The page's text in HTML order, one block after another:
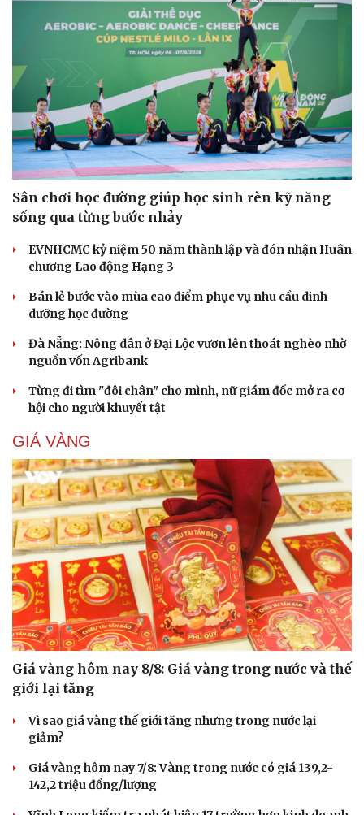
Sân chơi học đường giúp học sinh rèn kỹ năng
sống qua từng bước nhảy
EVNHCMC kỷ niệm 50 năm thành lập và đón nhận Huân
chương Lao động Hạng 3
Bán lẻ bước vào mùa cao điểm phục vụ nhu cầu dinh
dưỡng học đường
Đà Nẵng: Nông dân ở Đại Lộc vươn lên thoát nghèo nhờ
nguồn vốn Agribank
Từng đi tìm "đôi chân" cho mình, nữ giám đốc mở ra cơ
hội cho người khuyết tật
GIÁ VÀNG
Giá vàng hôm nay 8/8: Giá vàng trong nước và thế
giới lại tăng
Vì sao giá vàng thế giới tăng nhưng trong nước lại
giảm?
Giá vàng hôm nay 7/8: Vàng trong nước có giá 139,2-
142,2 triệu đồng/lượng